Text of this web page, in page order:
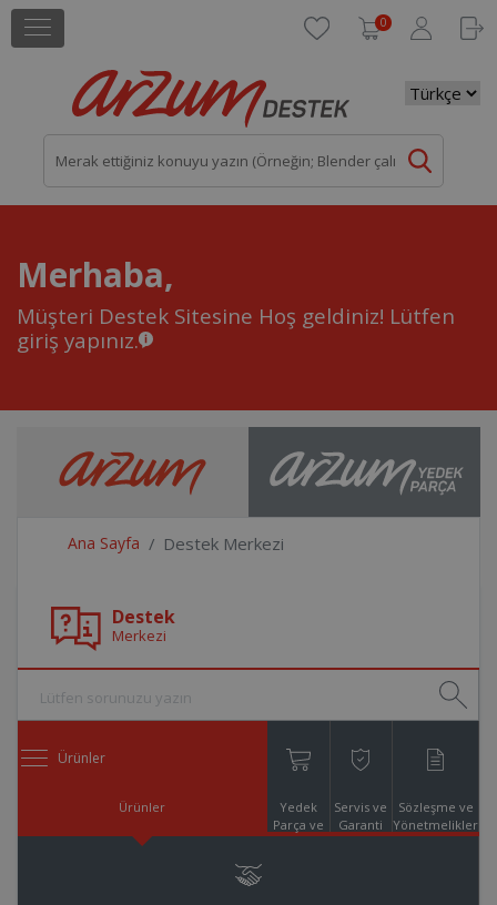
0
Merhaba,
Müşteri Destek Sitesine Hoş geldiniz! Lütfen
giriş yapınız.
Ana Sayfa Destek Merkezi
Destek
Merkezi
Ürünler
Ürünler
Yedek
Parça ve
Servis ve
Garanti
Sözleşme ve
Yönetmelikler